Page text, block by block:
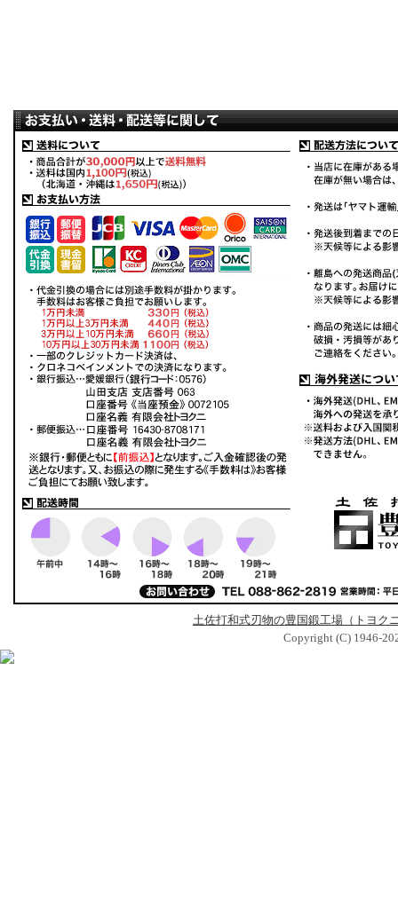
土佐打和式刃物の豊国鍛工場（トヨク
Copyright (C) 1946-